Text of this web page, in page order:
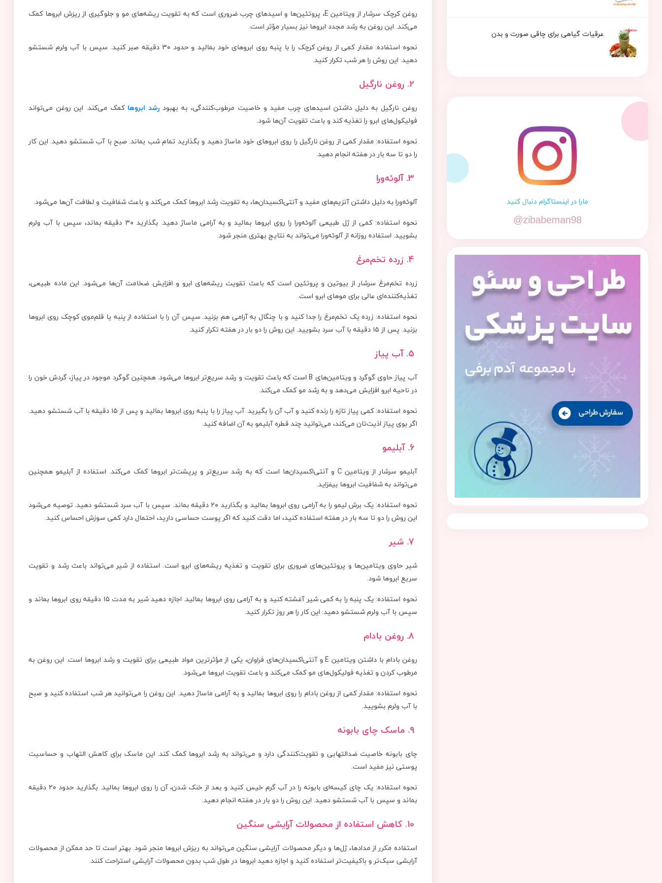
عرقیات گیاهی برای چاقی صورت و بدن
مارا در اینستاگرام دنبال کنید
@zibabeman98
روغن کرچک سرشار از ویتامین E، پروتئین‌ها و اسیدهای چرب ضروری است که به تقویت ریشه‌های مو و جلوگیری از ریزش ابروها کمک
می‌کند. این روغن به رشد مجدد ابروها نیز بسیار مؤثر است.
نحوه استفاده: مقدار کمی از روغن کرچک را با پنبه روی ابروهای خود بمالید و حدود ۳۰ دقیقه صبر کنید. سپس با آب ولرم شستشو
دهید. این روش را هر شب تکرار کنید.
روغن نارگیل به دلیل داشتن اسیدهای چرب مفید و خاصیت مرطوب‌کنندگی، به بهبود رشد ابروها کمک می‌کند. این روغن می‌تواند
فولیکول‌های ابرو را تغذیه کند و باعث تقویت آن‌ها شود.
نحوه استفاده: مقدار کمی از روغن نارگیل را روی ابروهای خود ماساژ دهید و بگذارید تمام شب بماند. صبح با آب شستشو دهید. این کار
را دو تا سه بار در هفته انجام دهید.
آلوئه‌ورا به دلیل داشتن آنزیم‌های مفید و آنتی‌اکسیدان‌ها، به تقویت رشد ابروها کمک می‌کند و باعث شفافیت و لطافت آن‌ها می‌شود.
نحوه استفاده: کمی از ژل طبیعی آلوئه‌ورا را روی ابروها بمالید و به آرامی ماساژ دهید. بگذارید ۳۰ دقیقه بماند، سپس با آب ولرم
بشویید. استفاده روزانه از آلوئه‌ورا می‌تواند به نتایج بهتری منجر شود.
زرده تخم‌مرغ سرشار از بیوتین و پروتئین است که باعث تقویت ریشه‌های ابرو و افزایش ضخامت آن‌ها می‌شود. این ماده طبیعی،
تغذیه‌کننده‌ای عالی برای موهای ابرو است.
نحوه استفاده: زرده یک تخم‌مرغ را جدا کنید و با چنگال به آرامی هم بزنید. سپس آن را با استفاده از پنبه یا قلم‌موی کوچک روی ابروها
بزنید. پس از ۱۵ دقیقه با آب سرد بشویید. این روش را دو بار در هفته تکرار کنید.
آب پیاز حاوی گوگرد و ویتامین‌های B است که باعث تقویت و رشد سریع‌تر ابروها می‌شود. همچنین گوگرد موجود در پیاز، گردش خون را
در ناحیه ابرو افزایش می‌دهد و به رشد مو کمک می‌کند.
نحوه استفاده: کمی پیاز تازه را رنده کنید و آب آن را بگیرید. آب پیاز را با پنبه روی ابروها بمالید و پس از ۱۵ دقیقه با آب شستشو دهید.
اگر بوی پیاز اذیت‌تان می‌کند، می‌توانید چند قطره آبلیمو به آن اضافه کنید.
6. آبلیمو
آبلیمو سرشار از ویتامین C و آنتی‌اکسیدان‌ها است که به رشد سریع‌تر و پرپشت‌تر ابروها کمک می‌کند. استفاده از آبلیمو همچنین
می‌تواند به شفافیت ابروها بیفزاید.
نحوه استفاده: یک برش لیمو را به آرامی روی ابروها بمالید و بگذارید ۲۰ دقیقه بماند. سپس با آب سرد شستشو دهید. توصیه می‌شود
این روش را دو تا سه بار در هفته استفاده کنید، اما دقت کنید که اگر پوست حساسی دارید، احتمال دارد کمی سوزش احساس کنید.
شیر حاوی ویتامین‌ها و پروتئین‌های ضروری برای تقویت و تغذیه ریشه‌های ابرو است. استفاده از شیر می‌تواند باعث رشد و تقویت
سریع ابروها شود.
نحوه استفاده: یک پنبه را به کمی شیر آغشته کنید و به آرامی روی ابروها بمالید. اجازه دهید شیر به مدت ۱۵ دقیقه روی ابروها بماند و
سپس با آب ولرم شستشو دهید. این کار را هر روز تکرار کنید.
8. روغن بادام
روغن بادام با داشتن ویتامین E و آنتی‌اکسیدان‌های فراوان، یکی از مؤثرترین مواد طبیعی برای تقویت و رشد ابروها است. این روغن به
مرطوب کردن و تغذیه فولیکول‌های مو کمک می‌کند و باعث تقویت ابروها می‌شود.
نحوه استفاده: مقدار کمی از روغن بادام را روی ابروها بمالید و به آرامی ماساژ دهید. این روغن را می‌توانید هر شب استفاده کنید و صبح
با آب ولرم بشویید.
9. ماسک چای بابونه
چای بابونه خاصیت ضدالتهابی و تقویت‌کنندگی دارد و می‌تواند به رشد ابروها کمک کند. این ماسک برای کاهش التهاب و حساسیت
پوستی نیز مفید است.
نحوه استفاده: یک چای کیسه‌ای بابونه را در آب گرم خیس کنید و بعد از خنک شدن، آن را روی ابروها بمالید. بگذارید حدود ۲۰ دقیقه
بماند و سپس با آب شستشو دهید. این روش را دو بار در هفته انجام دهید.
استفاده مکرر از مدادها، ژل‌ها و دیگر محصولات آرایشی سنگین می‌تواند به ریزش ابروها منجر شود. بهتر است تا حد ممکن از محصولات
آرایشی سبک‌تر و باکیفیت‌تر استفاده کنید و اجازه دهید ابروها در طول شب بدون محصولات آرایشی استراحت کنند.